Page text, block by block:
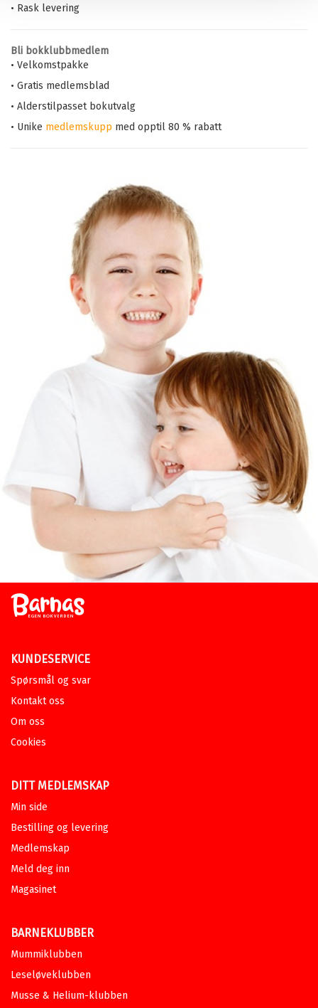
• Rask levering
Bli bokklubbmedlem
• Velkomstpakke
• Gratis medlemsblad
• Alderstilpasset bokutvalg
• Unike medlemskupp med opptil 80 % rabatt
KUNDESERVICE
Spørsmål og svar
Kontakt oss
Om oss
Cookies
DITT MEDLEMSKAP
Min side
Bestilling og levering
Medlemskap
Meld deg inn
Magasinet
BARNEKLUBBER
Mummiklubben
Leseløveklubben
Musse & Helium-klubben